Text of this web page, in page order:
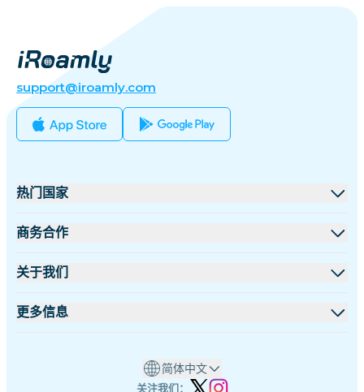
support@iroamly.com
热门国家
美国
法国
商务合作
批发平台
关于我们
关于 iRoamly
更多信息
简体中文
关注我们：